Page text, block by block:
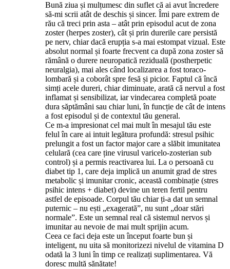
Bună ziua și mulțumesc din suflet că ai avut încredere
să-mi scrii atât de deschis și sincer. Îmi pare extrem de
rău că treci prin asta – atât prin episodul acut de zona
zoster (herpes zoster), cât și prin durerile care persistă
pe nerv, chiar dacă erupția s-a mai estompat vizual. Este
absolut normal și foarte frecvent ca după zona zoster să
rămână o durere neuropatică reziduală (postherpetic
neuralgia), mai ales când localizarea a fost toraco-
lombară și a coborât spre fesă și picior. Faptul că încă
simți acele dureri, chiar diminuate, arată că nervul a fost
inflamat și sensibilizat, iar vindecarea completă poate
dura săptămâni sau chiar luni, în funcție de cât de intens
a fost episodul și de contextul tău general.
Ce m-a impresionat cel mai mult în mesajul tău este
felul în care ai intuit legătura profundă: stresul psihic
prelungit a fost un factor major care a slăbit imunitatea
celulară (cea care ține virusul varicelo-zosterian sub
control) și a permis reactivarea lui. La o persoană cu
diabet tip 1, care deja implică un anumit grad de stres
metabolic și imunitar cronic, această combinație (stres
psihic intens + diabet) devine un teren fertil pentru
astfel de episoade. Corpul tău chiar ți-a dat un semnal
puternic – nu ești „exagerată”, nu sunt „doar stări
normale”. Este un semnal real că sistemul nervos și
imunitar au nevoie de mai mult sprijin acum.
Ceea ce faci deja este un început foarte bun și
inteligent, nu uita să monitorizezi nivelul de vitamina D
odată la 3 luni în timp ce realizați suplimentarea. Vă
doresc multă sănătate!